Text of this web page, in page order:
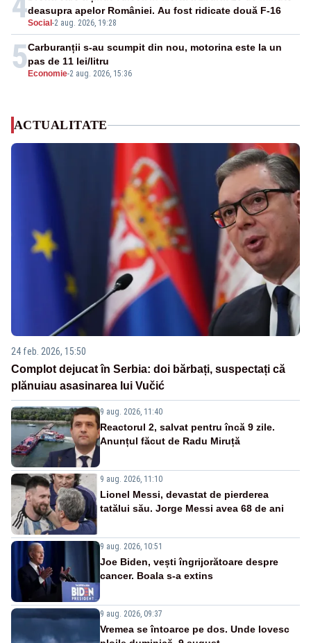
Social -2 aug. 2026, 19:28
deasupra apelor României. Au fost ridicate două F-16
5 Economie-2 aug. 2026, 15:36
Carburanții s-au scumpit din nou, motorina este la un
pas de 11 lei/litru
ACTUALITATE
24 feb. 2026, 15:50
Complot dejucat în Serbia: doi bărbați, suspectați că
plănuiau asasinarea lui Vučić
9 aug. 2026, 11:40
Reactorul 2, salvat pentru încă 9 zile.
Anunțul făcut de Radu Miruță
9 aug. 2026, 11:10
Lionel Messi, devastat de pierderea
tatălui său. Jorge Messi avea 68 de ani
9 aug. 2026, 10:51
Joe Biden, vești îngrijorătoare despre
cancer. Boala s-a extins
9 aug. 2026, 09:37
Vremea se întoarce pe dos. Unde lovesc